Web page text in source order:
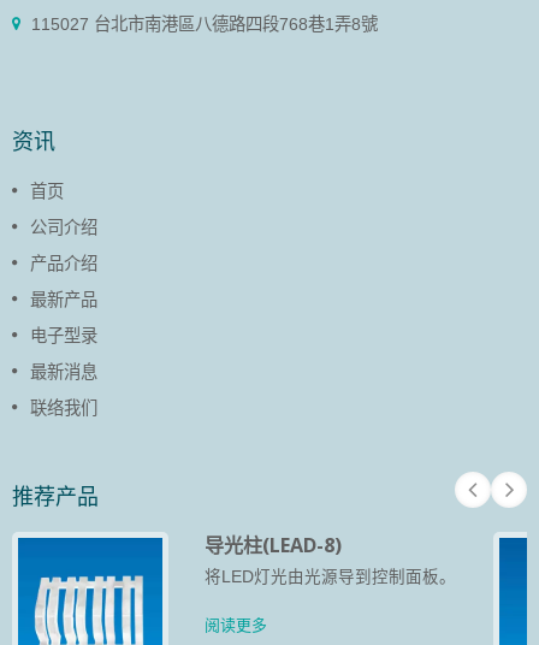
115027 台北市南港區八德路四段768巷1弄8號
资讯
首页
公司介绍
产品介绍
最新产品
电子型录
最新消息
联络我们
推荐产品
导光柱(LEAD-8)
将LED灯光由光源导到控制面板。
阅读更多